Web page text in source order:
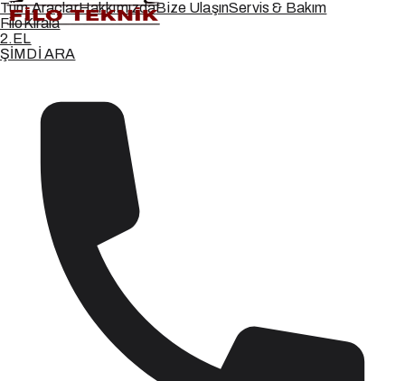
Tüm AraçlarHakkımızdaBize UlaşınServis & Bakım
FiloKirala
2.EL
ŞİMDİ ARA